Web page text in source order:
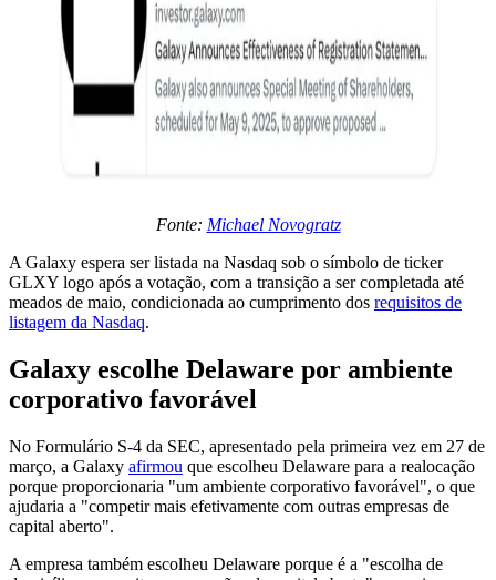
Fonte: Michael Novogratz
A Galaxy espera ser listada na Nasdaq sob o símbolo de ticker
GLXY logo após a votação, com a transição a ser completada até
meados de maio, condicionada ao cumprimento dos requisitos de
listagem da Nasdaq.
Galaxy escolhe Delaware por ambiente
corporativo favorável
No Formulário S-4 da SEC, apresentado pela primeira vez em 27 de
março, a Galaxy afirmou que escolheu Delaware para a realocação
porque proporcionaria "um ambiente corporativo favorável", o que
ajudaria a "competir mais efetivamente com outras empresas de
capital aberto".
A empresa também escolheu Delaware porque é a "escolha de